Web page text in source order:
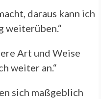
daraus kann ich
weiterüben.“
Art und Weise
weiter an.“
sich maßgeblich